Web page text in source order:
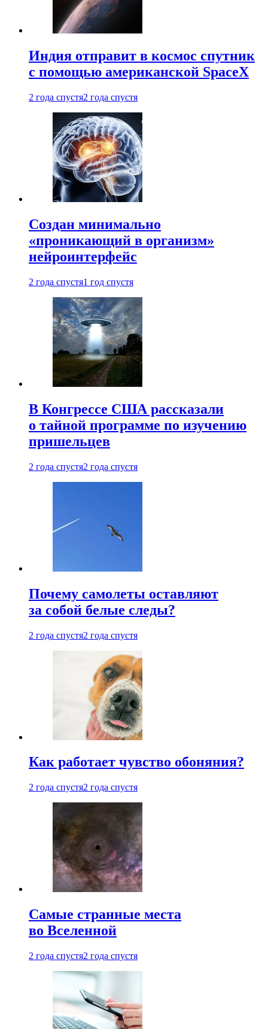
Индия отправит в космос спутник
с помощью американской SpaceX
2 года спустя2 года спустя
Создан минимально
«проникающий в организм»
нейроинтерфейс
2 года спустя1 год спустя
В Конгрессе США рассказали
о тайной программе по изучению
пришельцев
2 года спустя2 года спустя
Почему самолеты оставляют
за собой белые следы?
2 года спустя2 года спустя
Как работает чувство обоняния?
2 года спустя2 года спустя
Самые странные места
во Вселенной
2 года спустя2 года спустя